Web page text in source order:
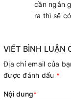
cần ngắn
ra thì sẽ
VIẾT BÌNH LUẬN
Địa chỉ email của
được đánh dấu *
Nội dung*